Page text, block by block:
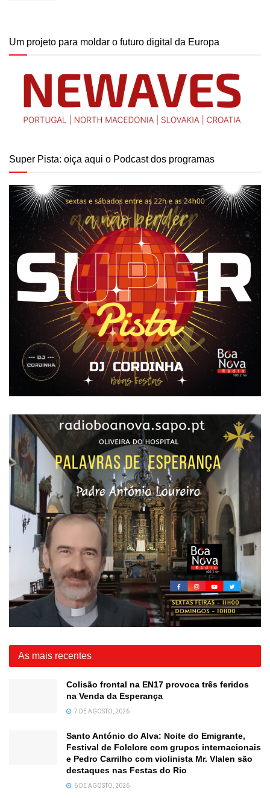
Um projeto para moldar o futuro digital da Europa
Super Pista: oiça aqui o Podcast dos programas
As mais recentes
Colisão frontal na EN17 provoca três feridos
na Venda da Esperança
7 DE AGOSTO, 2026
Santo António do Alva: Noite do Emigrante,
Festival de Folclore com grupos internacionais
e Pedro Carrilho com violinista Mr. Vlalen são
destaques nas Festas do Rio
6 DE AGOSTO, 2026